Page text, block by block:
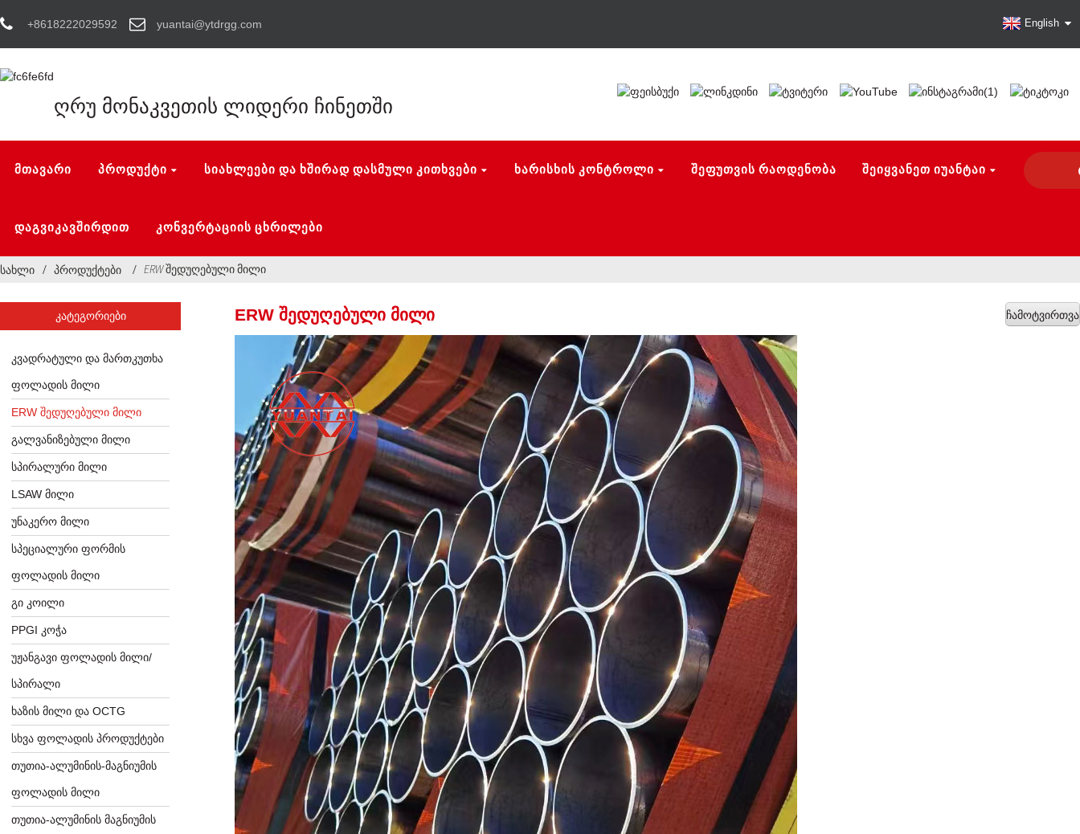
+8618222029592 yuantai@ytdrgg.com English
ღრუ მონაკვეთის ლიდერი ჩინეთში
ᲛᲗᲐᲕᲐᲠᲘ ᲞᲠᲝᲓᲣᲥᲢᲘ ᲡᲘᲐᲮᲚᲔᲔᲑᲘ ᲓᲐ ᲮᲨᲘᲠᲐᲓ ᲓᲐᲡᲛᲣᲚᲘ ᲙᲘᲗᲮᲕᲔᲑᲘ ᲮᲐᲠᲘᲡᲮᲘᲡ ᲙᲝᲜᲢᲠᲝᲚᲘ ᲨᲔᲤᲣᲗᲕᲘᲡ ᲠᲐᲝᲓᲔᲜᲝᲑᲐ ᲨᲔᲘᲧᲕᲐᲜᲔᲗ ᲘᲣᲐᲜᲢᲐᲘ
ᲓᲐᲒᲕᲘᲙᲐᲕᲨᲘᲠᲓᲘᲗ ᲙᲝᲜᲕᲔᲠᲢᲐᲪᲘᲘᲡ ᲪᲮᲠᲘᲚᲔᲑᲘ
სახლი პროდუქტები ERW შედუღებული მილი
ᲙᲐᲢᲔᲒᲝᲠᲘᲔᲑᲘ
ᲙᲕᲐᲓᲠᲐᲢᲣᲚᲘ ᲓᲐ ᲛᲐᲠᲗᲙᲣᲗᲮᲐ
ᲤᲝᲚᲐᲓᲘᲡ ᲛᲘᲚᲘ
ERW ᲨᲔᲓᲣᲦᲔᲑᲣᲚᲘ ᲛᲘᲚᲘ
ᲒᲐᲚᲕᲐᲜᲘᲖᲔᲑᲣᲚᲘ ᲛᲘᲚᲘ
ᲡᲞᲘᲠᲐᲚᲣᲠᲘ ᲛᲘᲚᲘ
LSAW ᲛᲘᲚᲘ
ᲣᲜᲐᲙᲔᲠᲝ ᲛᲘᲚᲘ
ᲡᲞᲔᲪᲘᲐᲚᲣᲠᲘ ᲤᲝᲠᲛᲘᲡ
ᲤᲝᲚᲐᲓᲘᲡ ᲛᲘᲚᲘ
ᲒᲘ ᲙᲝᲘᲚᲘ
PPGI ᲙᲝᲭᲐ
ᲣᲟᲐᲜᲒᲐᲕᲘ ᲤᲝᲚᲐᲓᲘᲡ ᲛᲘᲚᲘ/
ᲡᲞᲘᲠᲐᲚᲘ
ᲮᲐᲖᲘᲡ ᲛᲘᲚᲘ ᲓᲐ OCTG
ᲡᲮᲕᲐ ᲤᲝᲚᲐᲓᲘᲡ ᲞᲠᲝᲓᲣᲥᲢᲔᲑᲘ
ᲗᲣᲗᲘᲐ-ᲐᲚᲣᲛᲘᲜᲘᲡ-ᲛᲐᲒᲜᲘᲣᲛᲘᲡ
ᲤᲝᲚᲐᲓᲘᲡ ᲛᲘᲚᲘ
ᲗᲣᲗᲘᲐ-ᲐᲚᲣᲛᲘᲜᲘᲡ ᲛᲐᲒᲜᲘᲣᲛᲘᲡ
ERW ᲨᲔᲓᲣᲦᲔᲑᲣᲚᲘ ᲛᲘᲚᲘ ჩამოტვირთვა